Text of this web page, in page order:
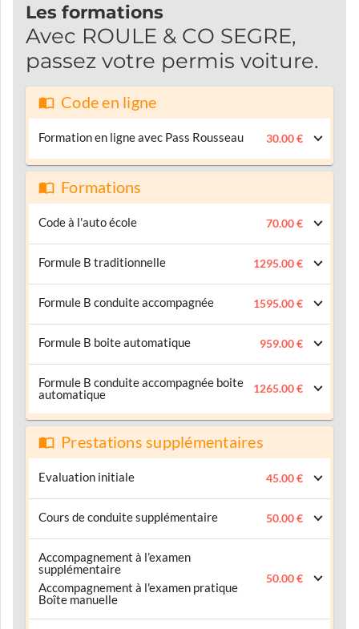
Les formations
Avec ROULE & CO SEGRE,
passez votre permis voiture.
Code en ligne
Formation en ligne avec Pass Rousseau 30.00 €
Formations
Code à l'auto école 70.00 €
Formule B traditionnelle 1295.00 €
Formule B conduite accompagnée 1595.00 €
Formule B boite automatique 959.00 €
Formule B conduite accompagnée boite
automatique
1265.00 €
Prestations supplémentaires
Evaluation initiale 45.00 €
Cours de conduite supplémentaire 50.00 €
Accompagnement à l’examen
supplémentaire
Accompagnement à l'examen pratique
Boîte manuelle
50.00 €